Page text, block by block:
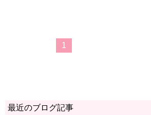
1
最近のブログ記事